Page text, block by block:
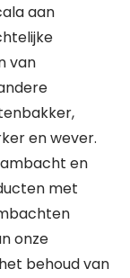
aan
van
en wever.
ambacht en
met
onze
behoud van